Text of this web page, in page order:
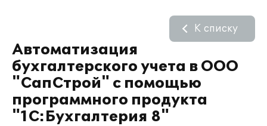
Автоматизация
бухгалтерского учета в ООО
"СапСтрой" с помощью
программного продукта
"1С:Бухгалтерия 8"
К списку